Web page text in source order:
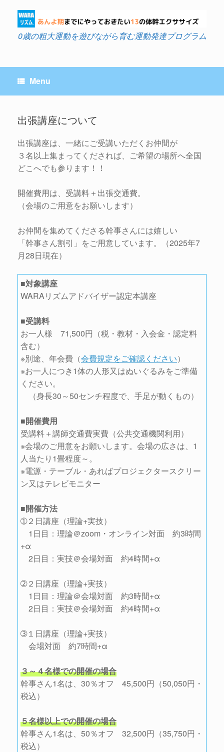
content
0歳の粗大運動を遊びながら育む運動発達プログラム
Menu
出張講座について
出張講座は、一緒にご受講いただくお仲間が
３名以上集まってくだされば、ご希望の場所へ全国
どこへでも参ります！！
開催費用は、受講料＋出張交通費。
（会場のご用意をお願いします）
お仲間を集めてくださる幹事さんには嬉しい
「幹事さん割引」をご用意しています。（2025年7
月28日現在）
■対象講座
WARAリズムアドバイザー認定本講座
■受講料
お一人様 71,500円（税・教材・入会金・認定料
含む）
※別途、年会費（会費規定をご確認ください）
※お一人につき1体の人形又はぬいぐるみをご準備
ください。
（身長30～50センチ程度で、手足が動くもの）
■開催費用
受講料＋講師交通費実費（公共交通機関利用）
※会場のご用意をお願いします。会場の広さは、1
人当たり1畳程度～。
※電源・テーブル・あればプロジェクタースクリー
ン又はテレビモニター
■開催方法
➀２日講座（理論+実技）
1日目：理論＠zoom・オンライン対面 約3時間
+α
2日目：実技＠会場対面 約4時間+α
➁２日講座（理論+実技）
1日目：理論＠会場対面 約3時間+α
2日目：実技＠会場対面 約4時間+α
➂１日講座（理論+実技）
会場対面 約7時間+α
３～４名様での開催の場合
幹事さん1名は、30％オフ 45,500円（50,050円・
税込）
５名様以上での開催の場合
幹事さん1名は、50％オフ 32,500円（35,750円・
税込）